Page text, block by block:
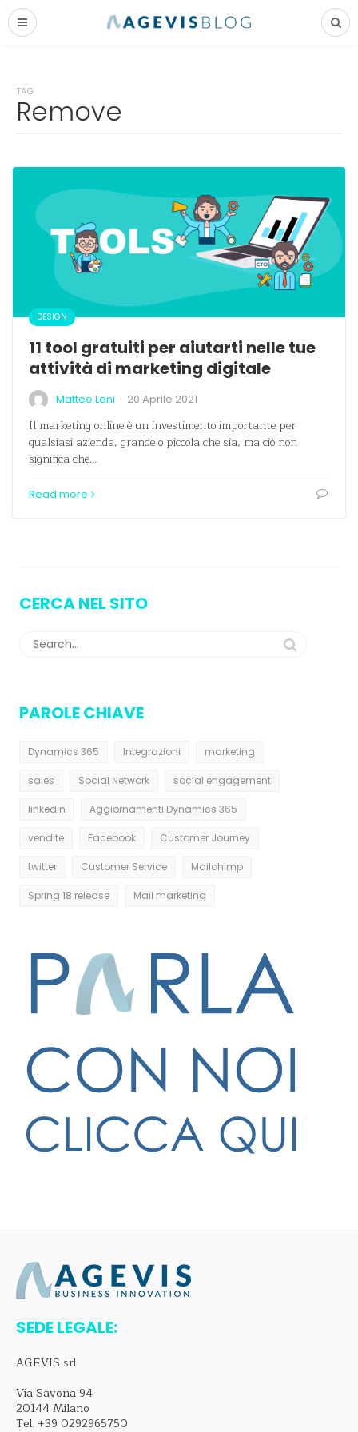
TAG
Remove
DESIGN
11 tool gratuiti per aiutarti nelle tue
attività di marketing digitale
Matteo Leni · 20 Aprile 2021
Il marketing online è un investimento importante per
qualsiasi azienda, grande o piccola che sia, ma ciò non
significa che…
Read more
CERCA NEL SITO
PAROLE CHIAVE
Dynamics 365 Integrazioni marketing
sales Social Network social engagement
linkedin Aggiornamenti Dynamics 365
vendite Facebook Customer Journey
twitter Customer Service Mailchimp
Spring 18 release Mail marketing
SEDE LEGALE:
AGEVIS srl
Via Savona 94
20144 Milano
Tel. +39 0292965750